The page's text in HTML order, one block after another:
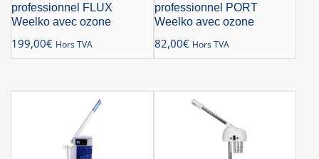
professionnel FLUX
Weelko avec ozone
199,00€ Hors TVA
professionnel PORT
Weelko avec ozone
82,00€ Hors TVA